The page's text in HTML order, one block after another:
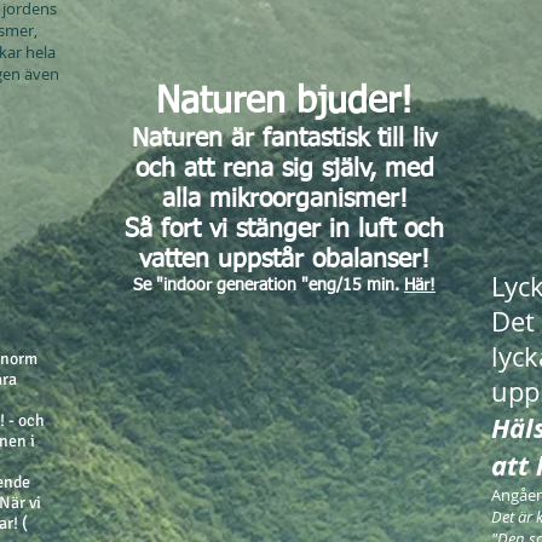
hela
även
- och
i
vi
(
Naturen bjuder!
Naturen är fantastisk till liv
och att rena sig själv, med
allamikroorganismer!
Så fort vi stänger in luft och
vatten uppstår obalanser!
Se "indoor generation "eng/15 min. Här!
att
Det är